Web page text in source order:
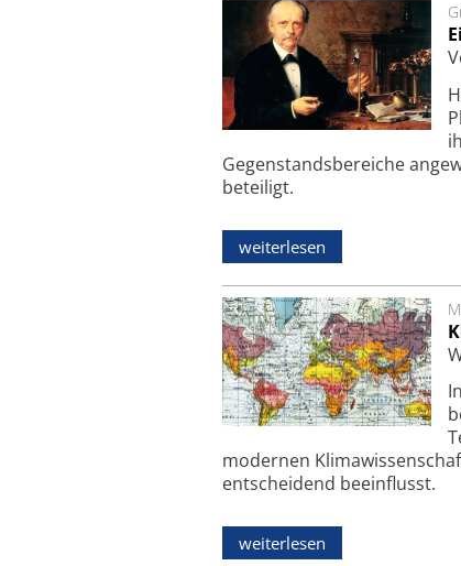
Gegenstandsbereiche
beteiligt.
weiterlesen
modernen
entscheidend beeinflusst.
weiterlesen